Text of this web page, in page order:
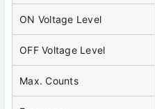
ON Voltage Level
OFF Voltage Level
Max. Counts